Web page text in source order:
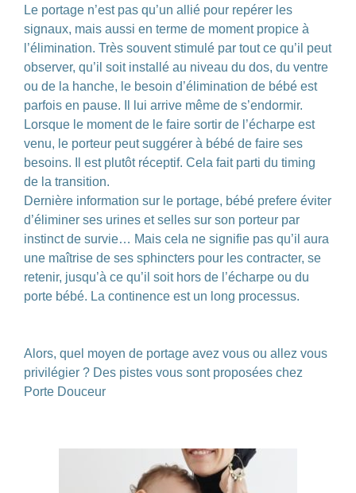
Le portage n’est pas qu’un allié pour repérer les
signaux, mais aussi en terme de moment propice à
l’élimination. Très souvent stimulé par tout ce qu’il peut
observer, qu’il soit installé au niveau du dos, du ventre
ou de la hanche, le besoin d’élimination de bébé est
parfois en pause. Il lui arrive même de s’endormir.
Lorsque le moment de le faire sortir de l’écharpe est
venu, le porteur peut suggérer à bébé de faire ses
besoins. Il est plutôt réceptif. Cela fait parti du timing
de la transition.
Dernière information sur le portage, bébé prefere éviter
d’éliminer ses urines et selles sur son porteur par
instinct de survie… Mais cela ne signifie pas qu’il aura
une maîtrise de ses sphincters pour les contracter, se
retenir, jusqu’à ce qu’il soit hors de l’écharpe ou du
porte bébé. La continence est un long processus.
Alors, quel moyen de portage avez vous ou allez vous
privilégier ? Des pistes vous sont proposées chez
Porte Douceur